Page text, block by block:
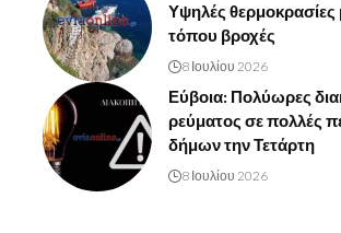
Υψηλές θερμοκρασίες
τόπου βροχές
8 Ιουλίου 2026
Εύβοια: Πολύωρες
ρεύματος σε πολλές
δήμων την Τετάρτη
8 Ιουλίου 2026